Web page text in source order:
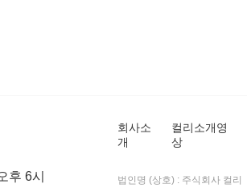
후 6시
회사소
개
컬리소개영
상
법인명 (상호) : 주식회사 컬리